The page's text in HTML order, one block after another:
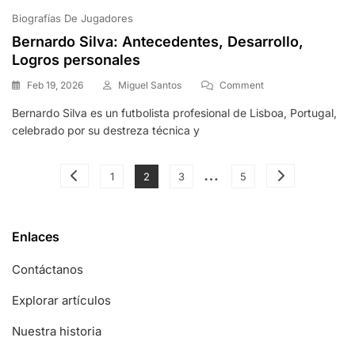
Biografías De Jugadores
Bernardo Silva: Antecedentes, Desarrollo,
Logros personales
Feb 19, 2026 Miguel Santos CommentOn
Silva:
Personales
Bernardo Silva es un futbolista profesional de Lisboa, Portugal,
celebrado por su destreza técnica y
Posts
Page
1 Page
2 Page
3 … Page
5
Enlaces
Contáctanos
Explorar artículos
Nuestra historia